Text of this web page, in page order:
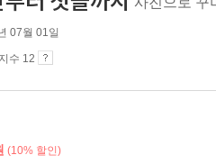
07월 01일
수 12
(10% 할인)